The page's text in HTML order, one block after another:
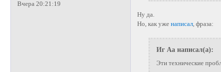
Вчера 20:21:19
Ну да.
Но, как уженаписал, фраза:
Иг Аа написал(а):
Эти технические